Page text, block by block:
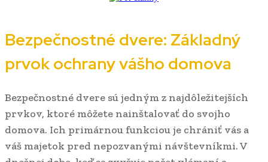
Bezpečnostné dvere: Základný
prvok ochrany vášho domova
Bezpečnostné dvere sú jedným z najdôležitejších
prvkov, ktoré môžete nainštalovať do svojho
domova. Ich primárnou funkciou je chrániť vás a
váš majetok pred nepozvanými návštevníkmi. V